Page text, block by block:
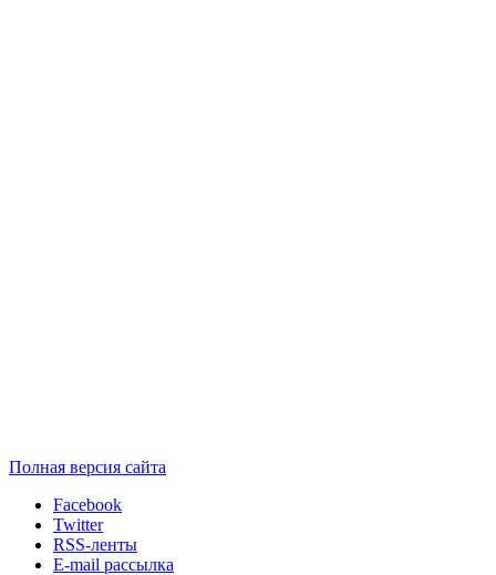
Полная версия сайта
Facebook
Twitter
RSS-ленты
E-mail рассылка